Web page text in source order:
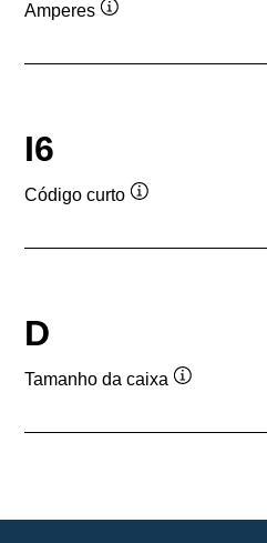
Amperes
ferramenta
I6
Código curto
ferramenta
D
Tamanho da caixa
ferramenta